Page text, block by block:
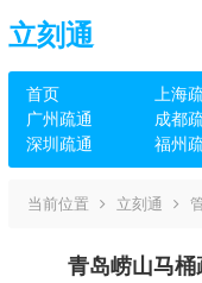
立刻通
首页 上海
广州疏通
成都
深圳疏通
福州
当前位置 立刻通
青岛崂山马